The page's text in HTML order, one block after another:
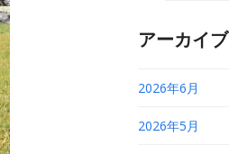
アーカイブ
2026年6月
2026年5月